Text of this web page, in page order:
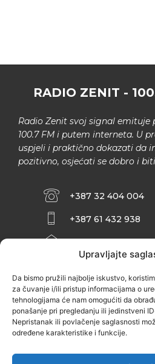
Upravljajte
Da bismo pružili najbolje iskustvo,
za čuvanje i/ili pristup informacijama o
tehnologijama će nam omogućiti da
ponašanje pri pregledanju ili jedinstveni
Nepristanak ili povlačenje saglasnosti
određene karakteristike i funkcije.
RADIO ZENIT -
Radio Zenit svoj signal emituje
100.7 FM i putem interneta. U
uspjeli i praktično dokazati da
pozitivno, osjećati se dobro i
+387 32 404 004
+387 61 432 938
INFO@ZENIT.BA
ZENIČANKA, 3.